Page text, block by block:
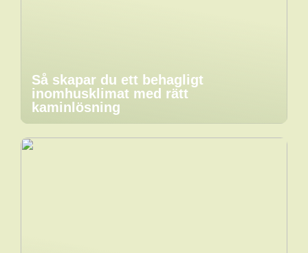
Så skapar du ett behagligt
inomhusklimat med rätt
kaminlösning